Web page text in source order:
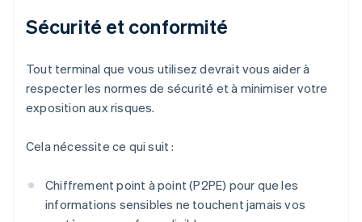
Sécurité et conformité
Tout terminal que vous utilisez devrait vous aider à
respecter les normes de sécurité et à minimiser votre
exposition aux risques.
Cela nécessite ce qui suit :
Chiffrement point à point (P2PE) pour que les
informations sensibles ne touchent jamais vos